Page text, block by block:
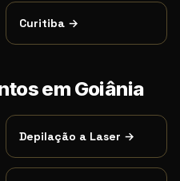
Curitiba →
em Goiânia
Depilação a Laser →